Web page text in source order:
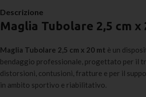
Descrizione
Maglia Tubolare 2,5 cm x
Maglia Tubolare 2,5 cm x 20 mt è un
bendaggio professionale, progettato per il
distorsioni, contusioni, fratture e per il
in ambito sportivo e riabilitativo.